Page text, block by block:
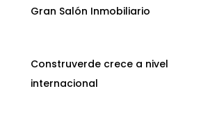
Gran Salón Inmobiliario
Construverde crece a nivel
internacional